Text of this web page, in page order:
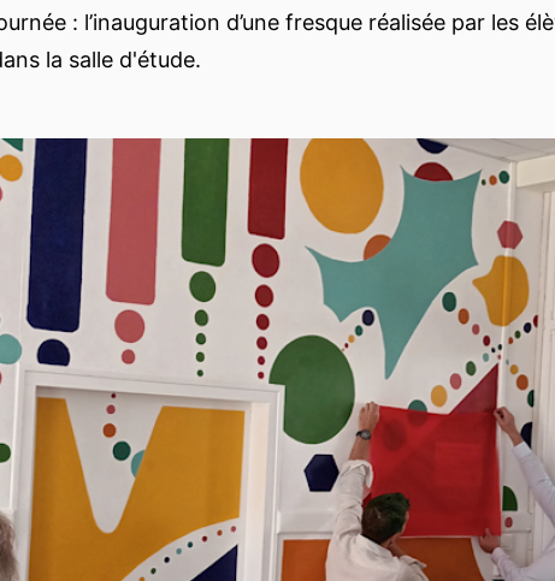
: l’inauguration d’une fresque réalisée par les
la salle d'étude.